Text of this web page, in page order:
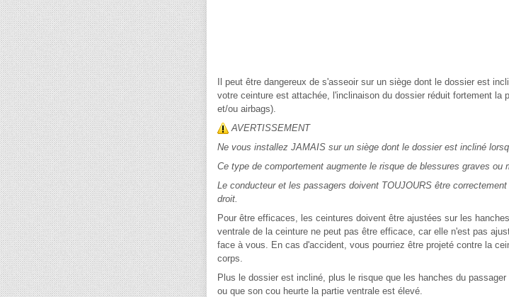
Il peut être dangereux de s'asseoir sur un siège dont le dossier est
votre ceinture est attachée, l'inclinaison du dossier réduit fortement la
et/ou airbags).
AVERTISSEMENT
Ne vous installez JAMAIS sur un siège dont le dossier est incliné
Ce type de comportement augmente le risque de blessures graves
Le conducteur et les passagers doivent TOUJOURS être
droit.
Pour être efficaces, les ceintures doivent être ajustées sur les
ventrale de la ceinture ne peut pas être efficace, car elle n'est pas
face à vous. En cas d'accident, vous pourriez être projeté contre la
corps.
Plus le dossier est incliné, plus le risque que les hanches du
ou que son cou heurte la partie ventrale est élevé.